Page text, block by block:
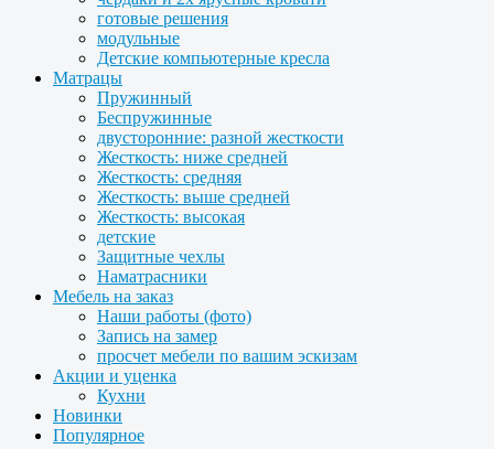
готовые решения
модульные
Детские компьютерные кресла
Матрацы
Пружинный
Беспружинные
двусторонние: разной жесткости
Жесткость: ниже средней
Жесткость: средняя
Жесткость: выше средней
Жесткость: высокая
детские
Защитные чехлы
Наматрасники
Мебель на заказ
Наши работы (фото)
Запись на замер
просчет мебели по вашим эскизам
Акции и уценка
Кухни
Новинки
Популярное